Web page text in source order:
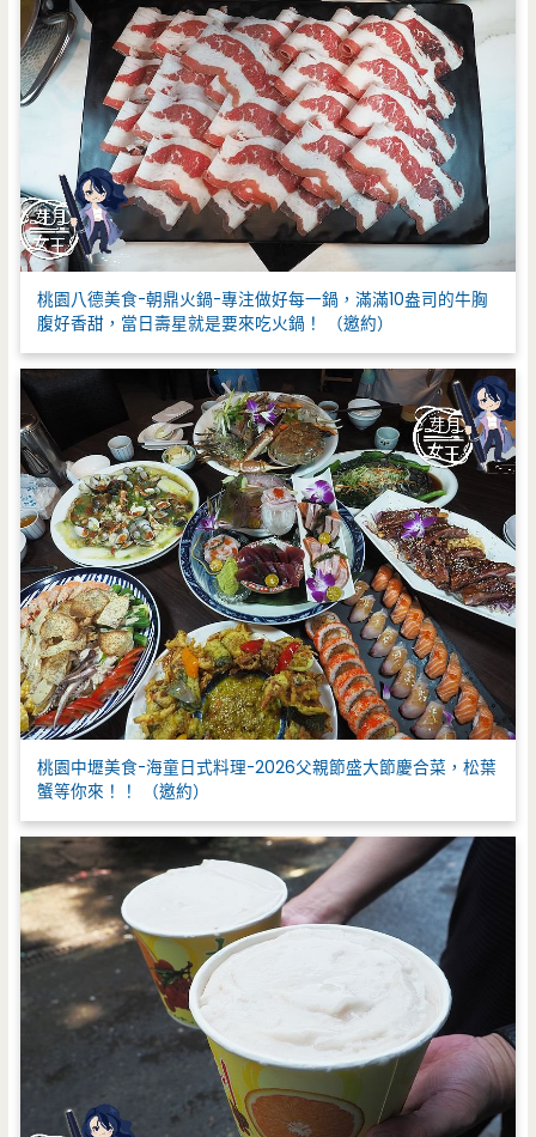
桃園八德美食-朝鼎火鍋-專注做好每一鍋，滿滿10盎司的牛胸
腹好香甜，當日壽星就是要來吃火鍋！ （邀約）
桃園中壢美食-海童日式料理-2026父親節盛大節慶合菜，松葉
蟹等你來！！ （邀約）